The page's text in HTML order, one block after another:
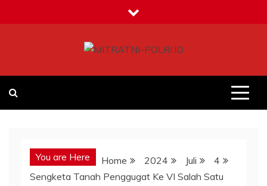
to
You are Here Home 2024 Juli
4
Sengketa Tanah Penggugat Ke VI Salah Satu